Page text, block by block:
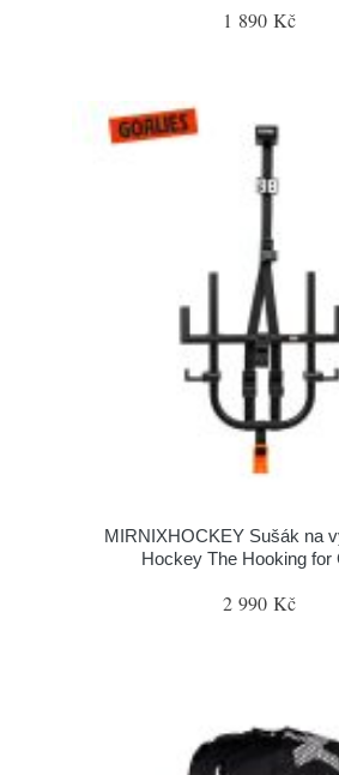
1 890 Kč
MIRNIXHOCKEY Sušák na
Hockey The Hooking for
2 990 Kč